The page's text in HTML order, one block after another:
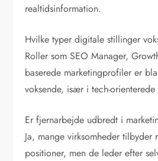
realtidsinformation.
Hvilke typer digitale stillinger
Roller som SEO Manager,
baserede marketingprofiler er
voksende, især i tech-orienterede
Er fjernarbejde udbredt i
Ja, mange virksomheder tilbyder
positioner, men de leder efter